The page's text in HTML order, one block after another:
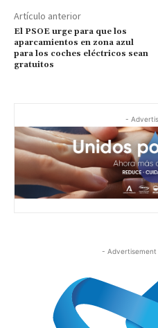
Artículo anterior
El PSOE urge para que los
aparcamientos en zona azul
para los coches eléctricos sean
gratuitos
-
- Advertisement